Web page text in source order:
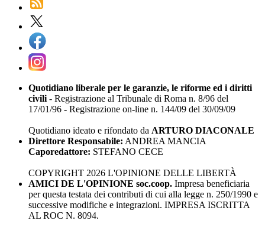
Quotidiano liberale per le garanzie, le riforme ed i diritti
civili - Registrazione al Tribunale di Roma n. 8/96 del
17/01/96 - Registrazione on-line n. 144/09 del 30/09/09
Quotidiano ideato e rifondato da ARTURO DIACONALE
Direttore Responsabile: ANDREA MANCIA
Caporedattore: STEFANO CECE
COPYRIGHT 2026 L'OPINIONE DELLE LIBERTÀ
AMICI DE L'OPINIONE soc.coop. Impresa beneficiaria
per questa testata dei contributi di cui alla legge n. 250/1990 e
successive modifiche e integrazioni. IMPRESA ISCRITTA
AL ROC N. 8094.